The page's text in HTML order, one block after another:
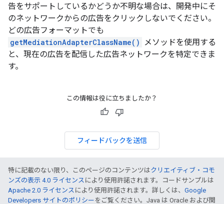
告をサポートしているかどうか不明な場合は、開発中にそ
のネットワークからの広告をクリックしないでください。
どの広告フォーマットでも
getMediationAdapterClassName()
メソッドを使用する
と、現在の広告を配信した広告ネットワークを特定できま
す。
この情報は役に立ちましたか？
フィードバックを送信
特に記載のない限り、このページのコンテンツはクリエイティブ・コモ
ンズの表示 4.0 ライセンス により使用許諾されます。コードサンプルは
Apache 2.0 ライセンス により使用許諾されます。詳しくは、 Google
Developers サイトのポリシー をご覧ください。Java は Oracle および関